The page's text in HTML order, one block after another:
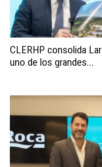
CLERHP consolida
uno de los grandes...